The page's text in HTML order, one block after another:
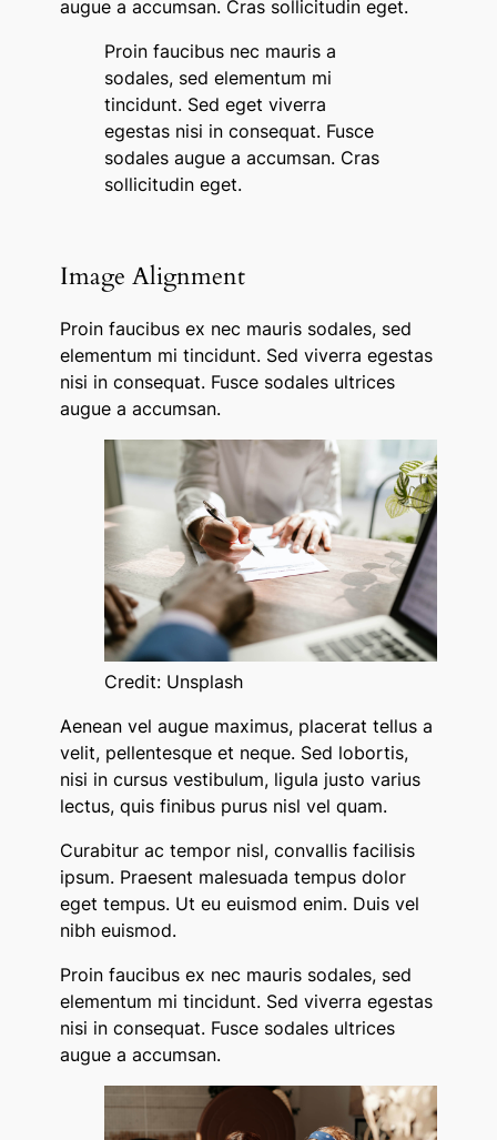
augue a accumsan. Cras sollicitudin eget.
Proin faucibus nec mauris a
sodales, sed elementum mi
tincidunt. Sed eget viverra
egestas nisi in consequat. Fusce
sodales augue a accumsan. Cras
sollicitudin eget.
Image Alignment
Proin faucibus ex nec mauris sodales, sed
elementum mi tincidunt. Sed viverra egestas
nisi in consequat. Fusce sodales ultrices
augue a accumsan.
Credit: Unsplash
Aenean vel augue maximus, placerat tellus a
velit, pellentesque et neque. Sed lobortis,
nisi in cursus vestibulum, ligula justo varius
lectus, quis finibus purus nisl vel quam.
Curabitur ac tempor nisl, convallis facilisis
ipsum. Praesent malesuada tempus dolor
eget tempus. Ut eu euismod enim. Duis vel
nibh euismod.
Proin faucibus ex nec mauris sodales, sed
elementum mi tincidunt. Sed viverra egestas
nisi in consequat. Fusce sodales ultrices
augue a accumsan.